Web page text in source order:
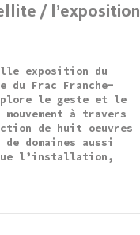
/ l’exposition
exposition du
du Frac Franche-
le geste et le
mouvement à travers
de huit oeuvres
domaines aussi
l’installation,